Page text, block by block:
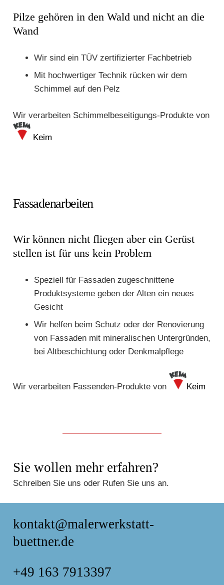
Pilze gehören in den Wald und nicht an die
Wand
Wir sind ein TÜV zertifizierter Fachbetrieb
Mit hochwertiger Technik rücken wir dem
Schimmel auf den Pelz
Wir verarbeiten Schimmelbeseitigungs-Produkte von
Keim
Fassadenarbeiten
Wir können nicht fliegen aber ein Gerüst
stellen ist für uns kein Problem
Speziell für Fassaden zugeschnittene
Produktsysteme geben der Alten ein neues
Gesicht
Wir helfen beim Schutz oder der Renovierung
von Fassaden mit mineralischen Untergründen,
bei Altbeschichtung oder Denkmalpflege
Wir verarbeiten Fassenden-Produkte von Keim
Sie wollen mehr erfahren?
Schreiben Sie uns oder Rufen Sie uns an.
kontakt@malerwerkstatt-
buettner.de
+49 163 7913397